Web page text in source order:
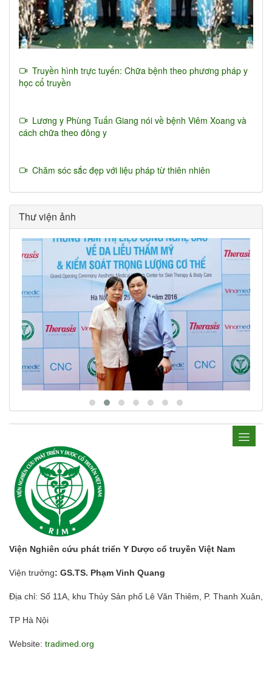
Truyền hình trực tuyến: Chữa bệnh theo phương pháp y
học cổ truyền
Lương y Phùng Tuấn Giang nói về bệnh Viêm Xoang và
cách chữa theo đông y
Chăm sóc sắc đẹp với liệu pháp từ thiên nhiên
Thư viện ảnh
Viện Nghiên cứu phát triển Y Dược cổ truyền Việt Nam
Viện trưởng: GS.TS. Phạm Vinh Quang
Địa chỉ: Số 11A, khu Thủy Sản phố Lê Văn Thiêm, P. Thanh Xuân,
TP Hà Nội
Website: tradimed.org